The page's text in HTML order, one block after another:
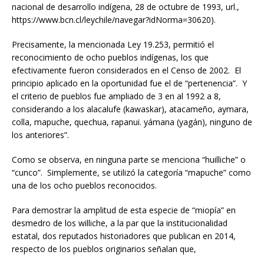
nacional de desarrollo indígena, 28 de octubre de 1993, url.,
https://www.bcn.cl/leychile/navegar?idNorma=30620).
Precisamente, la mencionada Ley 19.253, permitió el
reconocimiento de ocho pueblos indígenas, los que
efectivamente fueron considerados en el Censo de 2002. El
principio aplicado en la oportunidad fue el de “pertenencia”. Y
el criterio de pueblos fue ampliado de 3 en al 1992 a 8,
considerando a los alacalufe (kawaskar), atacameño, aymara,
colla, mapuche, quechua, rapanui. yámana (yagán), ninguno de
los anteriores”.
Como se observa, en ninguna parte se menciona “huilliche” o
“cunco”. Simplemente, se utilizó la categoría “mapuche” como
una de los ocho pueblos reconocidos.
Para demostrar la amplitud de esta especie de “miopía” en
desmedro de los williche, a la par que la institucionalidad
estatal, dos reputados historiadores que publican en 2014,
respecto de los pueblos originarios señalan que,